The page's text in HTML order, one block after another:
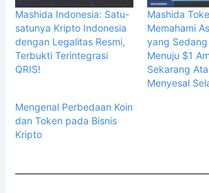
Mashida Indonesia: Satu-
satunya Kripto Indonesia
dengan Legalitas Resmi,
Terbukti Terintegrasi
QRIS!
Mashida
Memahami
yang
Menuju $1
Sekarang
Menyesal
Mengenal Perbedaan Koin
dan Token pada Bisnis
Kripto